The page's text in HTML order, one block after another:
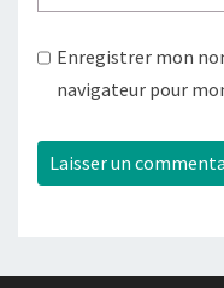
Enregistrer mon
navigateur pour